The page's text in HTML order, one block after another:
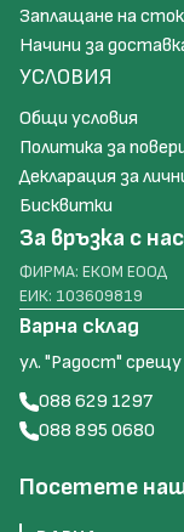
Заплащане на
Начини за
УСЛОВИЯ
Общи условия
Политика за
Декларация за
Бисквитки
За връзка с нас
ФИРМА: ЕКОМ ЕООД
ЕИК: 103609819
Варна склад
ул. "Радост" срещу
088 629 1297
088 895 0680
Посетете